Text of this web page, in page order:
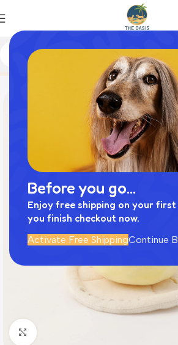
Before you go...
Enjoy free shipping on your
you finish checkout now.
Activate Free ShippingContinue
Home ノーズワークプリンおもち
Click to enlarge